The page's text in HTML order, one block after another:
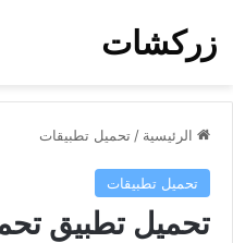
زركشات
الرئيسية / تحميل تطبيقات
تحميل تطبيقات
تحميل تطبيق